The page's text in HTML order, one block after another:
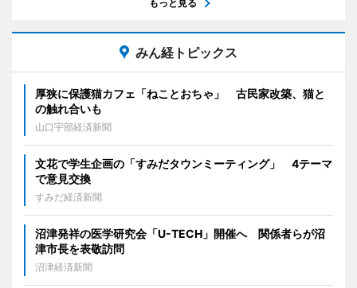
もっと見る
みん経トピックス
厚狭に保護猫カフェ「ねことおちゃ」 古民家改築、猫と
の触れ合いも
山口宇部経済新聞
文花で学生企画の「すみだタウンミーティング」 4テーマ
で意見交換
すみだ経済新聞
沼津発祥の医学研究会「U-TECH」開催へ 関係者らが沼
津市長を表敬訪問
沼津経済新聞